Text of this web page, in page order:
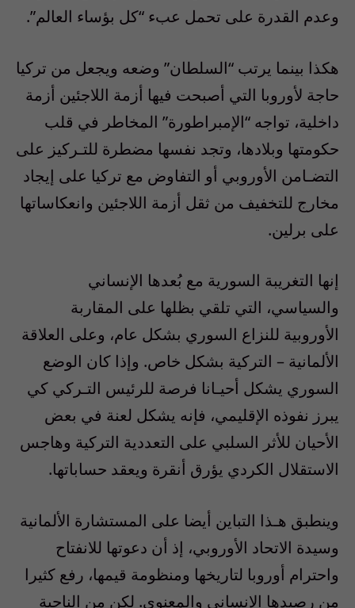
وعدم القدرة على تحمل عبء “كل بؤساء العالم”.
هكذا بينما يرتب “السلطان” وضعه ويجعل من تركيا
حاجة لأوروبا التي أصبحت فيها أزمة اللاجئين أزمة
داخلية، تواجه “الإمبراطورة” المخاطر في قلب
حكومتها وبلادها، وتجد نفسها مضطرة للتـركيز على
التضـامن الأوروبي أو التفاوض مع تركيا على إيجاد
مخارج للتخفيف من ثقل أزمة اللاجئين وانعكاساتها
على برلين.
إنها التغريبة السورية مع بُعدها الإنساني
والسياسي، التي تلقي بظلها على المقاربة
الأوروبية للنزاع السوري بشكل عام، وعلى العلاقة
الألمانية – التركية بشكل خاص. وإذا كان الوضع
السوري يشكل أحيـانا فرصة للرئيس التـركي كي
يبرز نفوذه الإقليمي، فإنه يشكل لعنة في بعض
الأحيان للأثر السلبي على التعددية التركية وهاجس
الاستقلال الكردي يؤرق أنقرة ويعقد حساباتها.
وينطبق هـذا التباين أيضا على المستشارة الألمانية
وسيدة الاتحاد الأوروبي، إذ أن دعوتها للانفتاح
واحترام أوروبا لتاريخها ومنظومة قيمها، رفع كثيرا
من رصيدها الإنساني والمعنوي. لكن من الناحية